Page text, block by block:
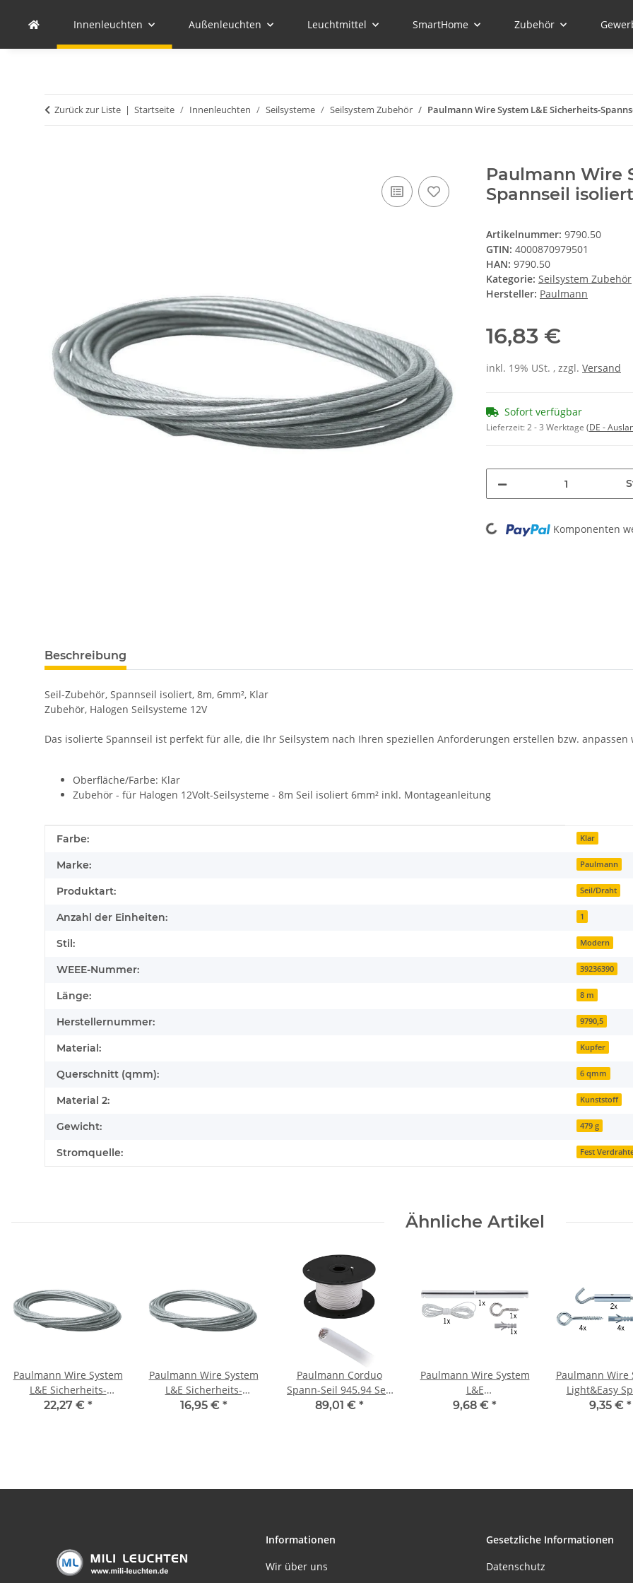
Innenleuchten Außenleuchten Leuchtmittel SmartHome Zubehör
Zurück zur Liste Startseite Innenleuchten Seilsysteme Seilsystem Zubehör Paulmann Wire System L&E Sicherheits-
Paulmann Wire
Spannseil
Artikelnummer: 9790.50
GTIN: 4000870979501
HAN: 9790.50
Kategorie: Seilsystem Zubehör
Hersteller: Paulmann
16,83 €
inkl. 19% USt. , zzgl. Versand
Sofort verfügbar
Lieferzeit:2 - 3 Werktage (DE -
Loading... Komponenten
Beschreibung
Seil-Zubehör, Spannseil isoliert, 8m, 6mm², Klar
Zubehör, Halogen Seilsysteme 12V
Das isolierte Spannseil ist perfekt für alle, die Ihr Seilsystem nach Ihren speziellen Anforderungen erstellen bzw. anpassen
Oberfläche/Farbe: Klar
Zubehör - für Halogen 12Volt-Seilsysteme - 8m Seil isoliert 6mm² inkl. Montageanleitung
Produkteigenschaft
Wert
Farbe: Klar
Marke: Paulmann
Produktart: Seil/Draht
Anzahl der Einheiten: 1
Stil: Modern
WEEE-Nummer: 39236390
Länge: 8 m
Herstellernummer: 9790,5
Material: Kupfer
Querschnitt (qmm): 6 qmm
Material 2: Kunststoff
Gewicht: 479 g
Stromquelle: Fest
Ähnliche Artikel
Paulmann Wire System
L&E Sicherheits-
Spannseil isoliert 12m
22,27 € *
Paulmann Wire System
L&E Sicherheits-
Spannseil isoliert 12m
16,95 € *
Paulmann Corduo
Spann-Seil 945.94 Seil
Weiss isoliert 100m
89,01 € *
Paulmann Wire System
L&E
Zwischenaufhängung
9,68 € *
Paulmann Wire
Light&Easy
Montageset
9,35 € *
Informationen
Wir über uns
Gesetzliche Informationen
Datenschutz